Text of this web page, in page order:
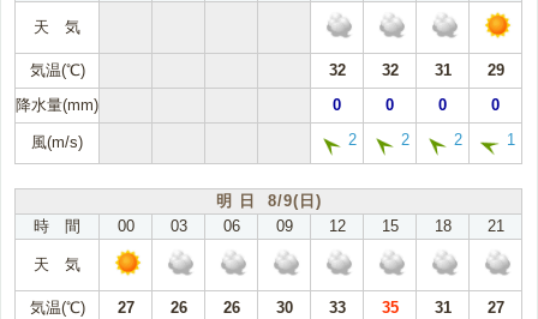
天 気
気温(℃) 32 32 31
29
降水量(mm)
0 0 0 0
風(m/s) 2 2 2 1
明 日 8/9(日)
時 間
00 03 06 09 12 15 18 21
天 気
気温(℃) 27 26 26 30 33 35 31
27